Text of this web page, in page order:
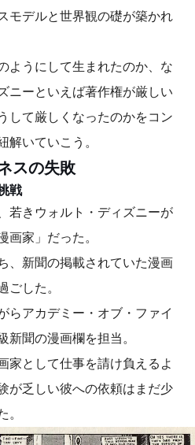
モデルと世界観の礎が築かれ
ようにして生まれたのか、な
ニーといえば著作権が厳しい
して厳しくなったのかをコン
解いていこう。
スの失敗
戦
若きウォルト・ディズニーが
画家」だった。
、新聞の掲載されていた漫画
ごした。
らアカデミー・オブ・ファイ
新聞の漫画欄を担当。
家として仕事を請け負えるよ
が乏しい彼への依頼はまだ少
。